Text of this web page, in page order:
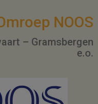
NOOS
– Gramsbergen
e.o.